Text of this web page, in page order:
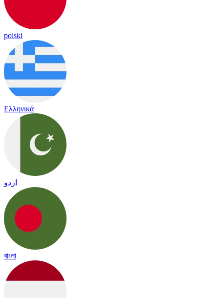
polski
Ελληνικά
اردو
বাংলা